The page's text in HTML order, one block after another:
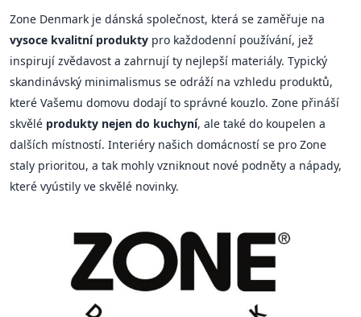
Zone Denmark je dánská společnost, která se zaměřuje na
vysoce kvalitní produkty pro každodenní používání, jež
inspirují zvědavost a zahrnují ty nejlepší materiály. Typický
skandinávský minimalismus se odráží na vzhledu produktů,
které Vašemu domovu dodají to správné kouzlo. Zone přináší
skvělé produkty nejen do kuchyní, ale také do koupelen a
dalších místností. Interiéry našich domácností se pro Zone
staly prioritou, a tak mohly vzniknout nové podněty a nápady,
které vyústily ve skvělé novinky.